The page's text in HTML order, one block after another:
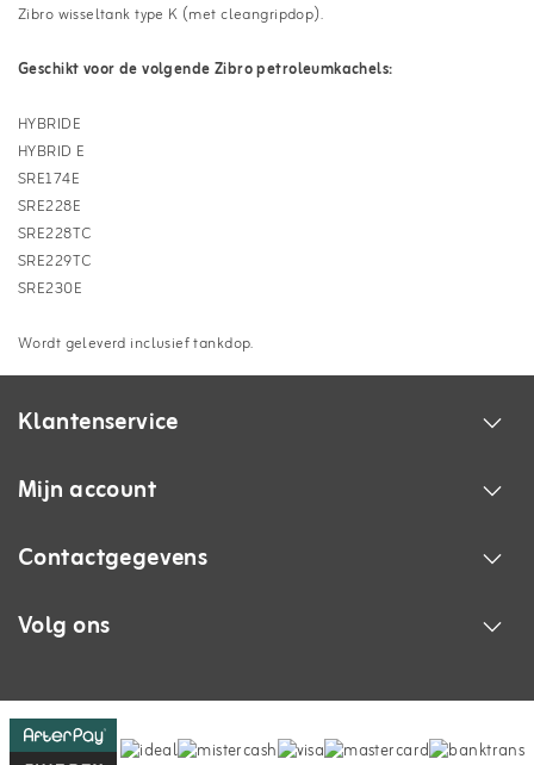
Zibro wisseltank type K (met cleangripdop).
Geschikt voor de volgende Zibro petroleumkachels:
HYBRIDE
HYBRID E
SRE174E
SRE228E
SRE228TC
SRE229TC
SRE230E
Wordt geleverd inclusief tankdop.
Klantenservice
Mijn account
Contactgegevens
Volg ons